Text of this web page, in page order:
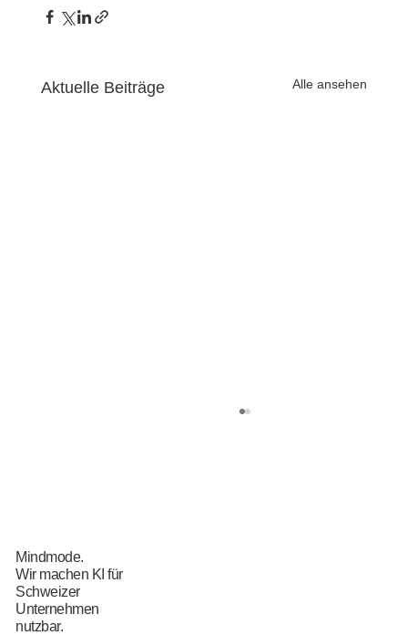
Aktuelle Beiträge Alle ansehen
Mindmode.
Wir machen KI für
Schweizer
Unternehmen
nutzbar.